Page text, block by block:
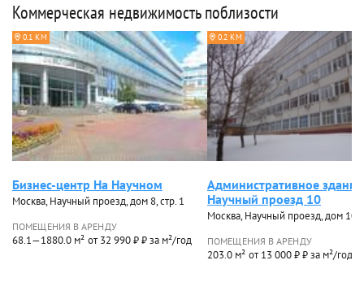
Коммерческая недвижимость поблизости
0.1 КМ
Бизнес-центр На Научном
Москва, Научный проезд, дом 8, стр. 1
ПОМЕЩЕНИЯ В АРЕНДУ
68.1—1880.0 м² от 32 990 ₽ ₽ за м²/год
0.2 КМ
Административное здание
Научный проезд 10
Москва, Научный проезд, дом 10
ПОМЕЩЕНИЯ В АРЕНДУ
203.0 м² от 13 000 ₽ ₽ за м²/год